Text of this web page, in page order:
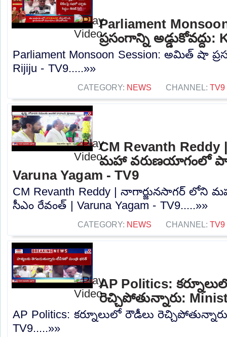
Parliament
ప్రసంగాన్ని
Parliament Monsoon Session: అమిత్ షా
Rijiju - TV9.....»»
CATEGORY: NEWS CHANNEL: TV9
CM Revanth
మహా వరుణయాగంలో
Varuna Yagam - TV9
CM Revanth Reddy | నాగార్జునసాగర్
సీఎం రేవంత్ | Varuna Yagam - TV9.....»»
CATEGORY: NEWS CHANNEL: TV9
AP Politics:
రెచ్చిపోతున్నారు:
AP Politics: కర్నూలులో రౌడీలు
TV9.....»»